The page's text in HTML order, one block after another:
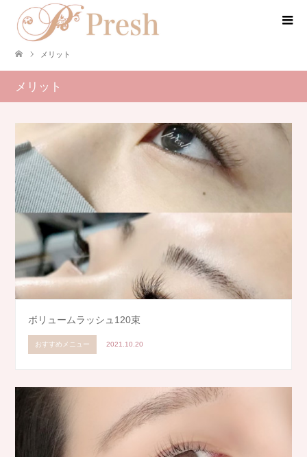
メリット
メリット
ボリュームラッシュ120束
おすすめメニュー 2021.10.20